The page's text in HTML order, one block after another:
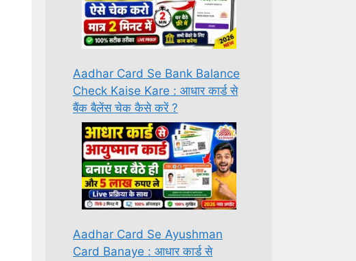
Aadhar Card Se Bank Balance
Check Kaise Kare : आधार कार्ड से
बैंक बैलेंस चेक कैसे करें ?
Aadhar Card Se Ayushman
Card Banaye : आधार कार्ड से